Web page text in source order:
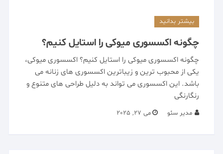
بیشتر بدانید
چگونه اکسسوری میوکی را استایل کنیم؟
چگونه اکسسوری میوکی را استایل کنیم؟ اکسسوری میوکی،
یکی از محبوب ‌ترین و زیباترین اکسسوری های زنانه می
باشد. این اکسسوری می ‌تواند به دلیل طراحی های متنوع و
رنگارنگی
مدیر سئو می 27, 2025